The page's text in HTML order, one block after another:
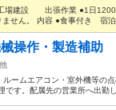
場建設 出張作業 ●1日
せん。 内容 ●食事付き 宿泊
操作・製造補助
ルームエアコン・室外機等の
す。配属先の営業所へ出勤